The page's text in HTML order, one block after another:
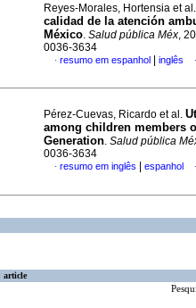
Reyes-Morales, Hortensia et al.
calidad de la atención
México. Salud pública Méx,
0036-3634
· resumo em espanhol inglês ·
Pérez-Cuevas, Ricardo et al.
among children members
Generation. Salud pública
0036-3634
· resumo em inglês espanhol ·
article